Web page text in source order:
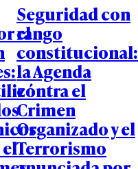
el
Seguridad con
rango
constitucional:
la Agenda
contra el
Crimen
Organizado y el
Terrorismo